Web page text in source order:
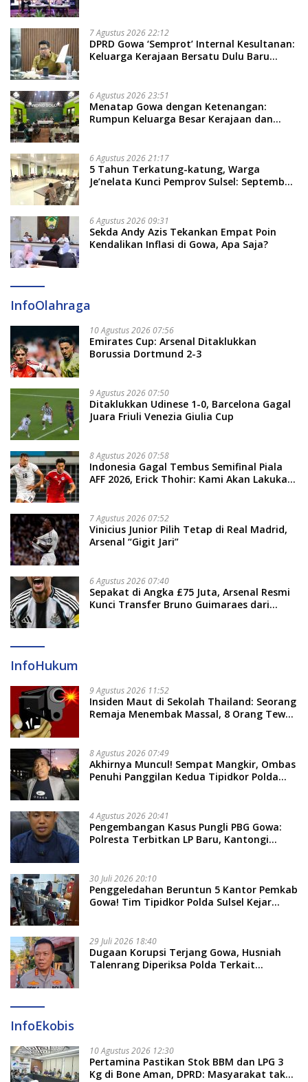
7 Agustus 2026 22:12
DPRD Gowa ‘Semprot’ Internal Kesultanan:
Keluarga Kerajaan Bersatu Dulu Baru
6 Agustus 2026 23:51
Menatap Gowa dengan Ketenangan:
Rumpun Keluarga Besar Kerajaan dan
Soal Adat dan Adab
6 Agustus 2026 21:17
5 Tahun Terkatung-katung, Warga
Je’nelata Kunci Pemprov Sulsel: September
6 Agustus 2026 09:31
Sekda Andy Azis Tekankan Empat Poin
Kendalikan Inflasi di Gowa, Apa Saja?
InfoOlahraga
10 Agustus 2026 07:56
Emirates Cup: Arsenal Ditaklukkan
Borussia Dortmund 2-3
9 Agustus 2026 07:50
Ditaklukkan Udinese 1-0, Barcelona Gagal
Juara Friuli Venezia Giulia Cup
8 Agustus 2026 07:58
Indonesia Gagal Tembus Semifinal Piala
AFF 2026, Erick Thohir: Kami Akan Lakukan
7 Agustus 2026 07:52
Vinicius Junior Pilih Tetap di Real Madrid,
Arsenal “Gigit Jari”
6 Agustus 2026 07:40
Sepakat di Angka £75 Juta, Arsenal Resmi
Kunci Transfer Bruno Guimaraes dari
InfoHukum
9 Agustus 2026 11:52
Insiden Maut di Sekolah Thailand: Seorang
Remaja Menembak Massal, 8 Orang Tewas
8 Agustus 2026 07:49
Akhirnya Muncul! Sempat Mangkir, Ombas
Penuhi Panggilan Kedua Tipidkor Polda
4 Agustus 2026 20:41
Pengembangan Kasus Pungli PBG Gowa:
Polresta Terbitkan LP Baru, Kantongi
30 Juli 2026 20:10
Penggeledahan Beruntun 5 Kantor Pemkab
Gowa! Tim Tipidkor Polda Sulsel Kejar
29 Juli 2026 18:40
Dugaan Korupsi Terjang Gowa, Husniah
Talenrang Diperiksa Polda Terkait
InfoEkobis
10 Agustus 2026 12:30
Pertamina Pastikan Stok BBM dan LPG 3
Kg di Bone Aman, DPRD: Masyarakat tak